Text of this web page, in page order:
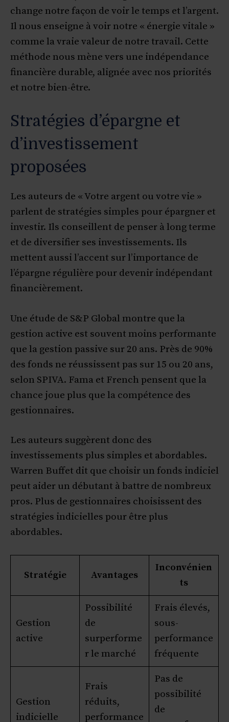
change notre façon de voir le temps et l’argent.
Il nous enseigne à voir notre « énergie vitale »
comme la vraie valeur de notre travail. Cette
méthode nous mène vers une indépendance
financière durable, alignée avec nos priorités
et notre bien-être.
Stratégies d’épargne et
d’investissement
proposées
Les auteurs de « Votre argent ou votre vie »
parlent de stratégies simples pour épargner et
investir. Ils conseillent de penser à long terme
et de diversifier ses investissements. Ils
mettent aussi l’accent sur l’importance de
l’épargne régulière pour devenir indépendant
financièrement.
Une étude de S&P Global montre que la
gestion active est souvent moins performante
que la gestion passive sur 20 ans. Près de 90%
des fonds ne réussissent pas sur 15 ou 20 ans,
selon SPIVA. Fama et French pensent que la
chance joue plus que la compétence des
gestionnaires.
Les auteurs suggèrent donc des
investissements plus simples et abordables.
Warren Buffet dit que choisir un fonds indiciel
peut aider un débutant à battre de nombreux
pros. Plus de gestionnaires choisissent des
stratégies indicielles pour être plus
abordables.
Stratégie Avantages
Inconvénien
ts
Gestion
active
Possibilité
de
surperforme
r le marché
Frais élevés,
sous-
performance
fréquente
Gestion
indicielle
Frais
réduits,
performance
Pas de
possibilité
de